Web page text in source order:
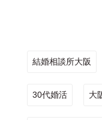
結婚相談所大阪
30代婚活 大